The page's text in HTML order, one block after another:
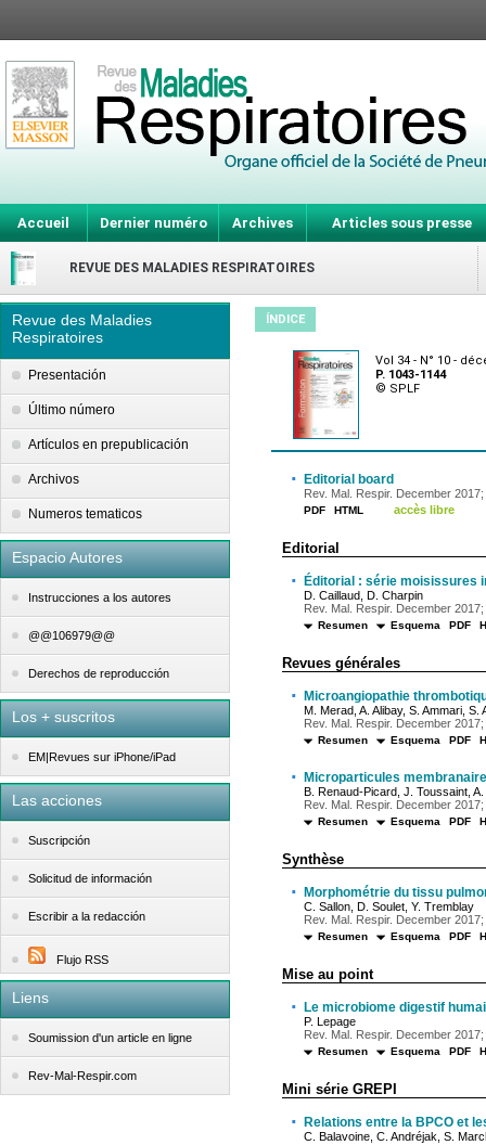
Accueil Dernier numéro Archives Articles sous presse
REVUE DES MALADIES RESPIRATOIRES
Revue des Maladies
Respiratoires
Presentación
Último número
Artículos en prepublicación
Archivos
Numeros tematicos
Espacio Autores
Instrucciones a los autores
@@106979@@
Derechos de reproducción
Los + suscritos
EM|Revues sur iPhone/iPad
Las acciones
Suscripción
Solicitud de información
Escribir a la redacción
Flujo RSS
Liens
Soumission d'un article en ligne
Rev-Mal-Respir.com
ÍNDICE
Vol 34 - N° 10 -
P. 1043-1144
© SPLF
· Editorial board
Rev. Mal. Respir. December
PDF HTML accès libre
Editorial
· Éditorial : série moisissures
D. Caillaud, D. Charpin
Rev. Mal. Respir. December
Resumen Esquema PDF
Revues générales
· Microangiopathie
M. Merad, A. Alibay, S. Ammari,
Rev. Mal. Respir. December
Resumen Esquema PDF
· Microparticules
B. Renaud-Picard, J. Toussaint,
Rev. Mal. Respir. December
Resumen Esquema PDF
Synthèse
· Morphométrie du tissu
C. Sallon, D. Soulet, Y. Tremblay
Rev. Mal. Respir. December
Resumen Esquema PDF
Mise au point
· Le microbiome digestif
P. Lepage
Rev. Mal. Respir. December
Resumen Esquema PDF
Mini série GREPI
· Relations entre la BPCO et
C. Balavoine, C. Andréjak, S.